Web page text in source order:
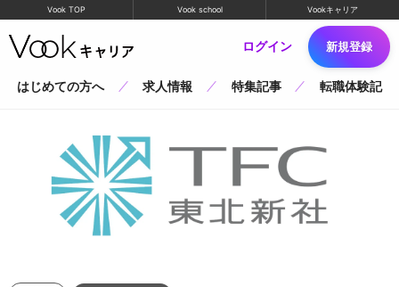
Vook TOP Vook school Vookキャリア
ログイン 新規登録
はじめての方へ 求人情報 特集記事 転職体験記